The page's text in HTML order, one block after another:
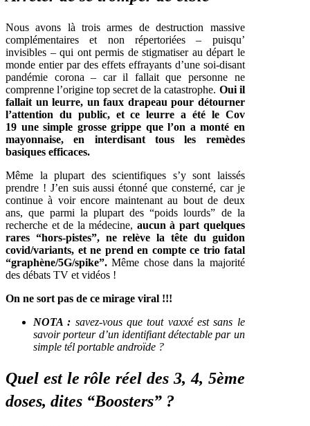
Nous avons là trois armes de destruction massive
complémentaires et non répertoriées – puisqu’
invisibles – qui ont permis de stigmatiser au départ le
monde entier par des effets effrayants d’une soi-disant
pandémie corona – car il fallait que personne ne
comprenne l’origine top secret de la catastrophe. Oui il
fallait un leurre, un faux drapeau pour détourner
l’attention du public, et ce leurre a été le Cov
19 une simple grosse grippe que l’on a monté en
mayonnaise, en interdisant tous les remèdes
basiques efficaces.
Même la plupart des scientifiques s’y sont laissés
prendre ! J’en suis aussi étonné que consterné, car je
continue à voir encore maintenant au bout de deux
ans, que parmi la plupart des “poids lourds” de la
recherche et de la médecine, aucun à part quelques
rares “hors-pistes”, ne relève la tête du guidon
covid/variants, et ne prend en compte ce trio fatal
“graphène/5G/spike”. Même chose dans la majorité
des débats TV et vidéos !
On ne sort pas de ce mirage viral !!!
NOTA : savez-vous que tout vaxxé est sans le
savoir porteur d’un identifiant détectable par un
simple tél portable androïde ?
Quel est le rôle réel des 3, 4, 5ème
doses, dites “Boosters” ?